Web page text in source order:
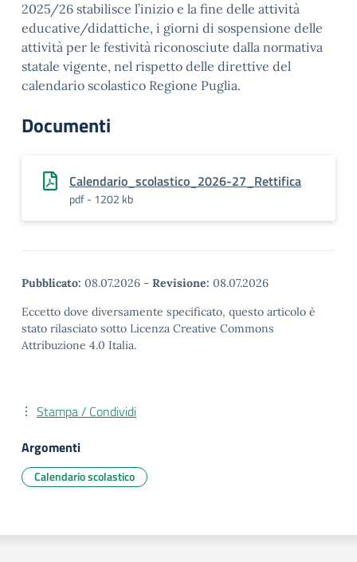
2025/26 stabilisce l’inizio e la fine delle attività
educative/didattiche, i giorni di sospensione delle
attività per le festività riconosciute dalla normativa
statale vigente, nel rispetto delle direttive del
calendario scolastico Regione Puglia.
Documenti
Calendario_scolastico_2026-27_Rettifica
pdf - 1202 kb
Pubblicato: 08.07.2026 - Revisione: 08.07.2026
Eccetto dove diversamente specificato, questo articolo è
stato rilasciato sotto Licenza Creative Commons
Attribuzione 4.0 Italia.
Stampa / Condividi
Argomenti
Calendario scolastico